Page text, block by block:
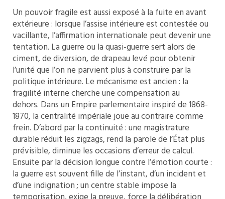
Un pouvoir fragile est aussi exposé à la fuite en avant
extérieure : lorsque l’assise intérieure est contestée ou
vacillante, l’affirmation internationale peut devenir une
tentation. La guerre ou la quasi-guerre sert alors de
ciment, de diversion, de drapeau levé pour obtenir
l’unité que l’on ne parvient plus à construire par la
politique intérieure. Le mécanisme est ancien : la
fragilité interne cherche une compensation au
dehors. Dans un Empire parlementaire inspiré de 1868-
1870, la centralité impériale joue au contraire comme
frein. D’abord par la continuité : une magistrature
durable réduit les zigzags, rend la parole de l’État plus
prévisible, diminue les occasions d’erreur de calcul.
Ensuite par la décision longue contre l’émotion courte :
la guerre est souvent fille de l’instant, d’un incident et
d’une indignation ; un centre stable impose la